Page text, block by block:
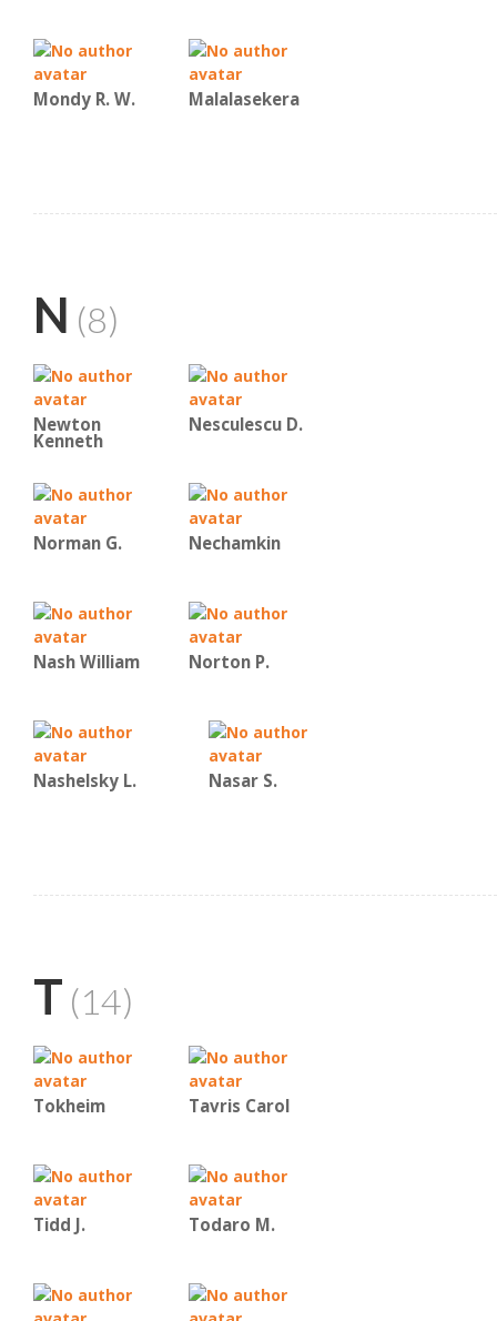
Mondy R. W. Malalasekera
N (8)
Newton
Kenneth
Nesculescu D.
Norman G. Nechamkin
Nash William Norton P.
Nashelsky L. Nasar S.
T (14)
Tokheim Tavris Carol
Tidd J. Todaro M.